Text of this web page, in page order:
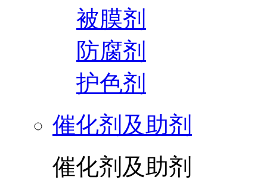
被膜剂
防腐剂
护色剂
催化剂及助剂
催化剂及助剂